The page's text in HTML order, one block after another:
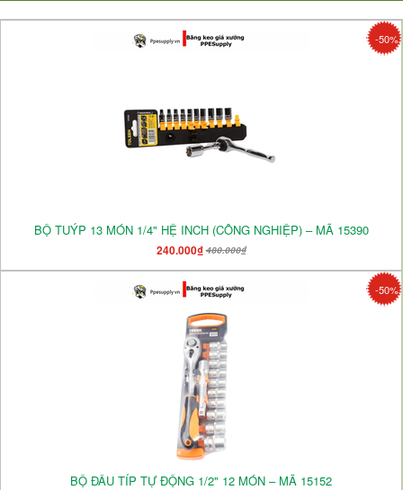
-50%
BỘ TUÝP 13 MÓN 1/4" HỆ INCH (CÔNG NGHIỆP) – MÃ 15390
240.000₫480.000₫
-50%
BỘ ĐẦU TÍP TỰ ĐỘNG 1/2" 12 MÓN – MÃ 15152